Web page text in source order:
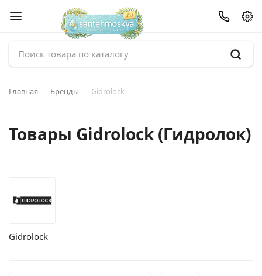
Главная Бренды Gidrolock
Товары Gidrolock (Гидролок)
Gidrolock